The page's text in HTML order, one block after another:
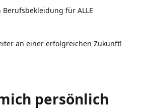
Berufsbekleidung für ALLE
an einer erfolgreichen Zukunft!
persönlich